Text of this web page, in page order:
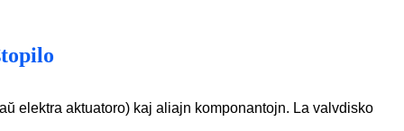
elektra aktuatoro) kaj aliajn komponantojn. La valvdisko